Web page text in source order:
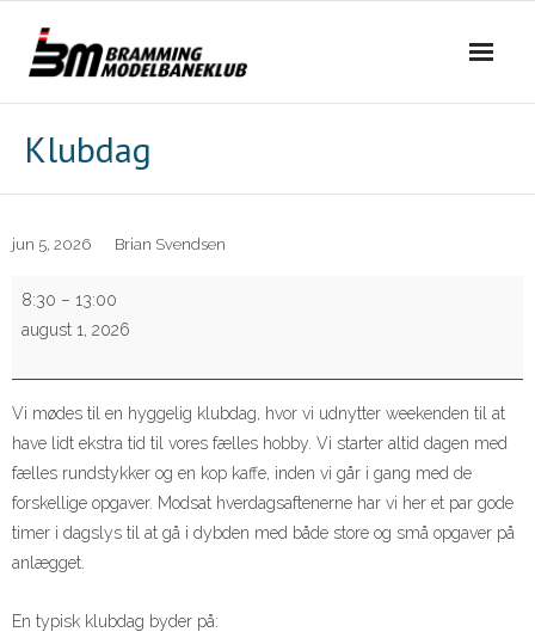
content
Klubdag
jun 5, 2026 Brian Svendsen
Klubdag
8:30 – 13:00
august 1, 2026
Vi mødes til en hyggelig klubdag, hvor vi udnytter weekenden til at
have lidt ekstra tid til vores fælles hobby. Vi starter altid dagen med
fælles rundstykker og en kop kaffe, inden vi går i gang med de
forskellige opgaver. Modsat hverdagsaftenerne har vi her et par gode
timer i dagslys til at gå i dybden med både store og små opgaver på
anlægget.
En typisk klubdag byder på: